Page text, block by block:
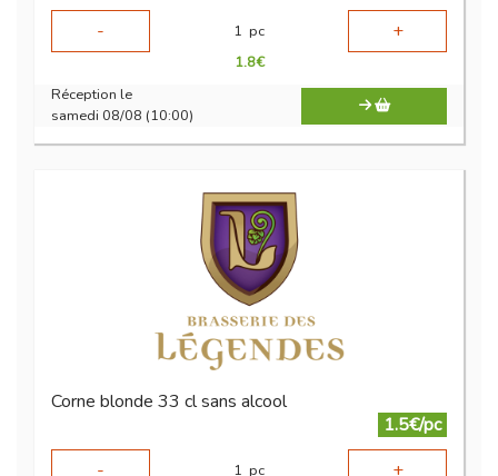
-
1 pc +
1.8€
Réception le
samedi 08/08 (10:00)
Corne blonde 33 cl sans alcool
1.5€/pc
-
1 pc +